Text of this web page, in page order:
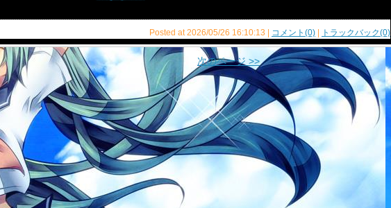
Posted at 2026/05/26 16:10:13 | コメント(0) トラックバック(0)
次のページ >>